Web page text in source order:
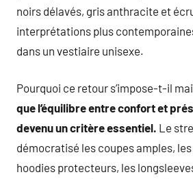
noirs délavés, gris anthracite et
interprétations plus
dans un vestiaire unisexe.
Pourquoi ce retour s’impose-t-il
que l’équilibre entre confort et
devenu un critère essentiel. Le
démocratisé les coupes amples,
hoodies protecteurs, les